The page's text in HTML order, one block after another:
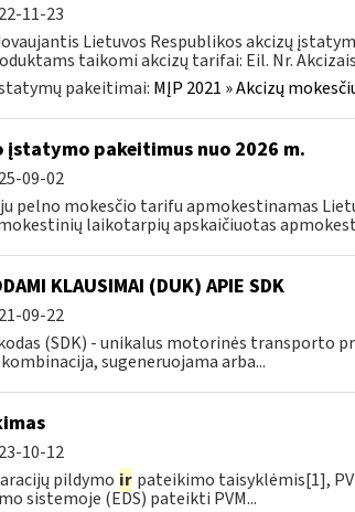
11-23
Lietuvos Respublikos akcizų
taikomi akcizų tarifai: Eil. Nr.
pakeitimai: MĮP 2021 » Akcizų
įstatymo pakeitimus nuo 2026 m.
09-02
pelno mokesčio tarifu apmokestinamas
laikotarpių apskaičiuotas
KLAUSIMAI (DUK) APIE SDK
09-22
(SDK) - unikalus motorinės transporto
sugeneruojama arba...
10-12
pildymo ir pateikimo taisyklėmis[1],
sistemoje (EDS) pateikti PVM...